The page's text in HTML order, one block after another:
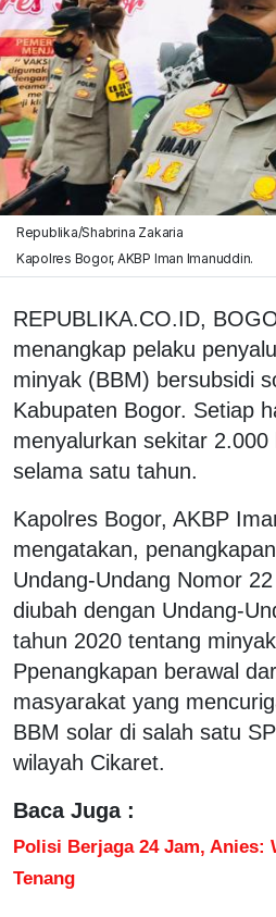
Republika/Shabrina Zakaria
Kapolres Bogor, AKBP Iman Imanuddin.
REPUBLIKA.CO.ID,
menangkap pelaku
minyak (BBM) bersubsidi
Kabupaten Bogor. Setiap
menyalurkan sekitar 2.000
selama satu tahun.
Kapolres Bogor, AKBP
mengatakan,
Undang-Undang Nomor
diubah dengan Undang-
tahun 2020 tentang
Ppenangkapan berawal
masyarakat yang
BBM solar di salah satu
wilayah Cikaret.
Baca Juga :
Polisi Berjaga 24 Jam, Anies:
Tenang